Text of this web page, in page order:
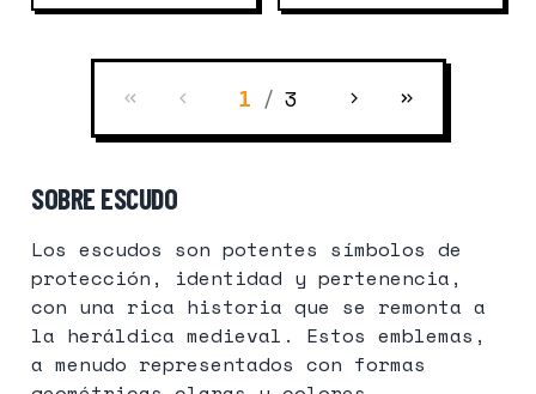
1 / 3
SOBRE ESCUDO
Los escudos son potentes símbolos de
protección, identidad y pertenencia,
con una rica historia que se remonta a
la heráldica medieval. Estos emblemas,
a menudo representados con formas